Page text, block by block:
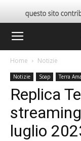
Home Notizie
Notizie Soap Terra
Replica
luglio